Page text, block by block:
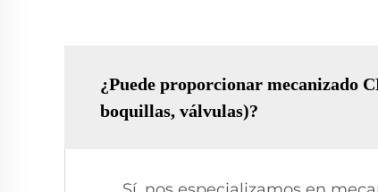
¿Puede proporcionar mecanizado
boquillas, válvulas)?